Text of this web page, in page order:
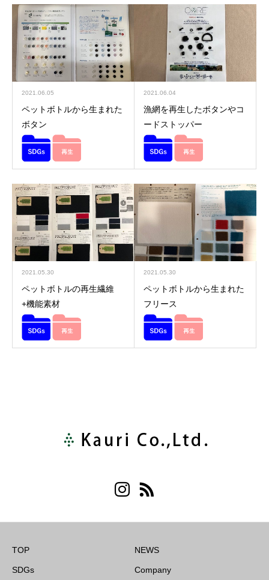
2021.06.05
ペットボトルから生まれた
ボタン
2021.06.04
漁網を再生したボタンやコ
ードストッパー
2021.05.30
ペットボトルの再生繊維
+機能素材
2021.05.30
ペットボトルから生まれた
フリース
TOP NEWS
SDGs Company